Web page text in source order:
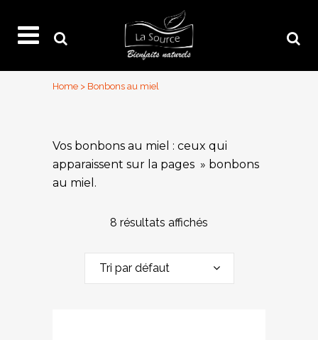
Home > Bonbons au miel
Vos bonbons au miel : ceux qui
apparaissent sur la pages » bonbons
au miel.
8 résultats affichés
Tri par défaut